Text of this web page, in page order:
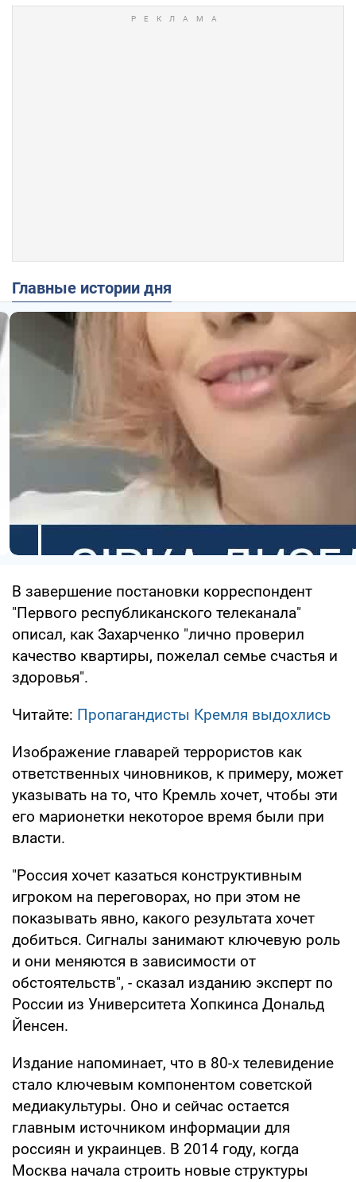
Главные истории дня
В завершение постановки корреспондент
"Первого республиканского телеканала"
описал, как Захарченко "лично проверил
качество квартиры, пожелал семье счастья и
здоровья".
Читайте: Пропагандисты Кремля выдохлись
Изображение главарей террористов как
ответственных чиновников, к примеру, может
указывать на то, что Кремль хочет, чтобы эти
его марионетки некоторое время были при
власти.
"Россия хочет казаться конструктивным
игроком на переговорах, но при этом не
показывать явно, какого результата хочет
добиться. Сигналы занимают ключевую роль
и они меняются в зависимости от
обстоятельств", - сказал изданию эксперт по
России из Университета Хопкинса Дональд
Йенсен.
Издание напоминает, что в 80-х телевидение
стало ключевым компонентом советской
медиакультуры. Оно и сейчас остается
главным источником информации для
россиян и украинцев. В 2014 году, когда
Москва начала строить новые структуры